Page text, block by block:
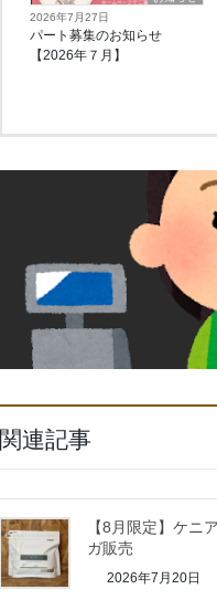
2026年7月27日
パート募集のお知らせ
【2026年７月】
関連記事
【8月限定】ケ
ガ販売
2026年7月20日